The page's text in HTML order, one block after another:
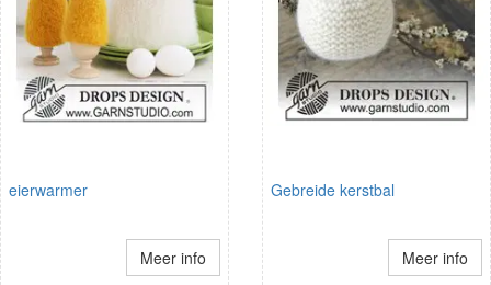
eierwarmer
Meer info
Gebreide kerstbal
Meer info